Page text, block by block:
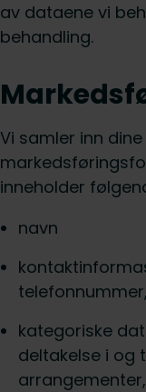
av dataene vi
behandling.
Vi samler inn
inneholder
navn
kategoriske
deltakelse i og